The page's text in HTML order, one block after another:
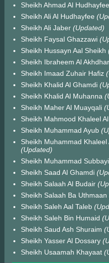
Sheikh Ahmad Al Hudhayfee
Sheikh Ali Al Hudhayfee
Sheikh Ali Jaber (Updated)
Sheikh Faysal Ghazzawi
Sheikh Hussayn Aal Sheikh
Sheikh Ibraheem Al Akhdhar
Sheikh Imaad Zuhair Hafiz
Sheikh Khalid Al Ghamdi
Sheikh Khalid Al Muhanna
Sheikh Maher Al Muayqali
Sheikh Mahmood Khaleel
Sheikh Muhammad Ayub
Sheikh Muhammad Khaleel
(Updated)
Sheikh Muhammad
Sheikh Saad Al Ghamdi
Sheikh Salaah Al Budair
Sheikh Salaah Ba Uthmaan
Sheikh Saleh Aal Taleb
Sheikh Saleh Bin Humaid
Sheikh Saud Ash Shuraim
Sheikh Yasser Al Dossary
Sheikh Usaamah Khayaat